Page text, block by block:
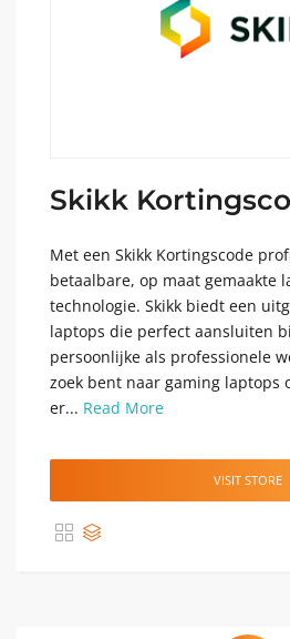
Skikk
Met een Skikk Kortingscode
betaalbare, op maat gemaakte
technologie. Skikk biedt een
laptops die perfect aansluiten
persoonlijke als professionele
zoek bent naar gaming laptops
er... Read More
VISIT STORE